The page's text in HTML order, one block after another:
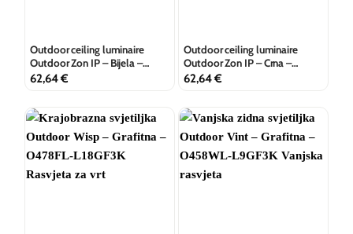
Outdoor ceiling luminaire
Outdoor Zon IP – Bijela –
O430CL-L15W3K
62,64€
Outdoor ceiling luminaire
Outdoor Zon IP – Crna –
O430CL-L15B3K
62,64€